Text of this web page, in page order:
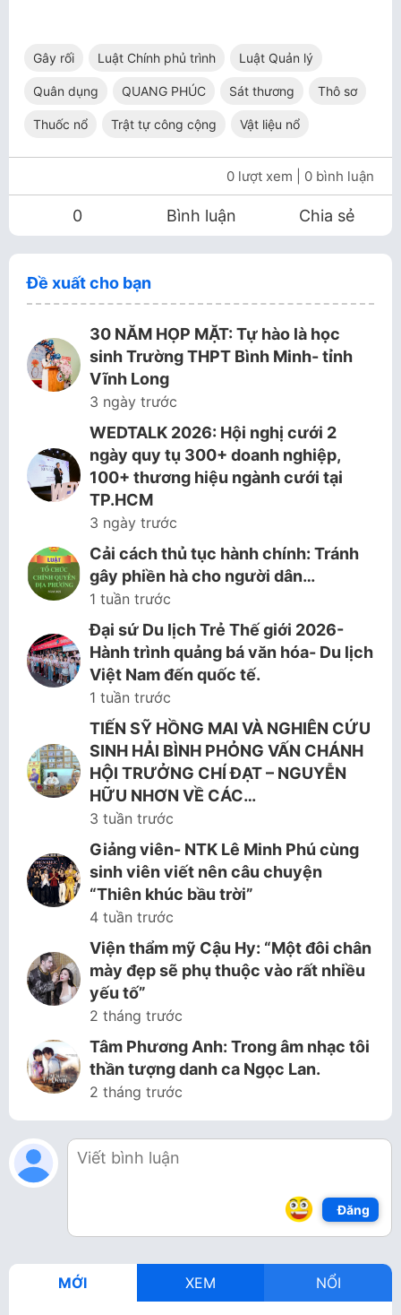
Gây rối Luật Chính phủ trình Luật Quản lý
Quân dụng QUANG PHÚC Sát thương Thô sơ
Thuốc nổ Trật tự công cộng Vật liệu nổ
0 lượt xem | 0 bình luận
0 Bình luận Chia sẻ
Đề xuất cho bạn
30 NĂM HỌP MẶT: Tự hào là học
sinh Trường THPT Bình Minh- tỉnh
Vĩnh Long
3 ngày trước
WEDTALK 2026: Hội nghị cưới 2
ngày quy tụ 300+ doanh nghiệp,
100+ thương hiệu ngành cưới tại
TP.HCM
3 ngày trước
Cải cách thủ tục hành chính: Tránh
gây phiền hà cho người dân…
1 tuần trước
Đại sứ Du lịch Trẻ Thế giới 2026-
Hành trình quảng bá văn hóa- Du lịch
Việt Nam đến quốc tế.
1 tuần trước
TIẾN SỸ HỒNG MAI VÀ NGHIÊN CỨU
SINH HẢI BÌNH PHỎNG VẤN CHÁNH
HỘI TRƯỞNG CHÍ ĐẠT – NGUYỄN
HỮU NHƠN VỀ CÁC…
3 tuần trước
Giảng viên- NTK Lê Minh Phú cùng
sinh viên viết nên câu chuyện
“Thiên khúc bầu trời”
4 tuần trước
Viện thẩm mỹ Cậu Hy: “Một đôi chân
mày đẹp sẽ phụ thuộc vào rất nhiều
yếu tố”
2 tháng trước
Tâm Phương Anh: Trong âm nhạc tôi
thần tượng danh ca Ngọc Lan.
2 tháng trước
Đăng
MỚI XEM NỔI